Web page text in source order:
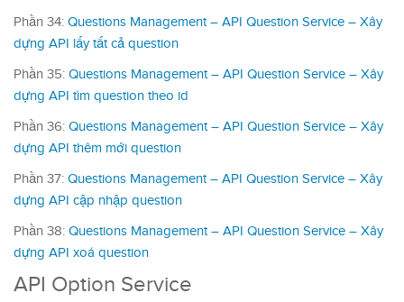
Phần 34: Questions Management – API Question Service – Xây
dựng API lấy tất cả question
Phần 35: Questions Management – API Question Service – Xây
dựng API tìm question theo id
Phần 36: Questions Management – API Question Service – Xây
dựng API thêm mới question
Phần 37: Questions Management – API Question Service – Xây
dựng API cập nhập question
Phần 38: Questions Management – API Question Service – Xây
dựng API xoá question
API Option Service